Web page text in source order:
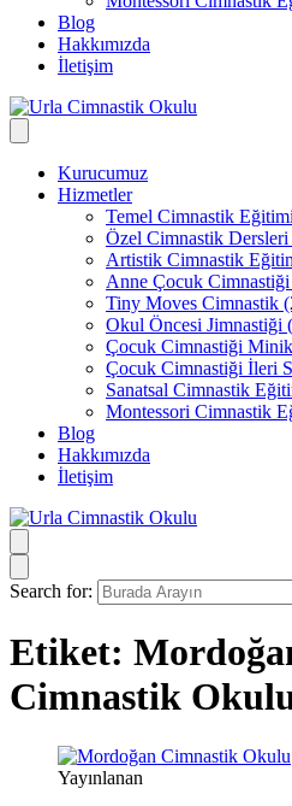
Blog
Hakkımızda
İletişim
Kurucumuz
Hizmetler
Temel Cimnastik Eğitimi
Özel Cimnastik Dersleri
Artistik Cimnastik
Anne Çocuk
Tiny Moves Cimnastik
Okul Öncesi Jimnastiği
Çocuk Cimnastiği
Çocuk Cimnastiği İleri
Sanatsal Cimnastik
Montessori Cimnastik
Blog
Hakkımızda
İletişim
Search for:
Etiket:
Cimnastik
Yayınlanan